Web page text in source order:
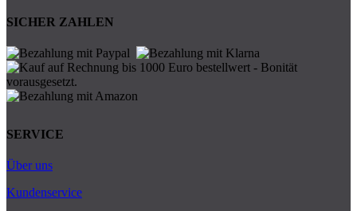
SICHER ZAHLEN
SERVICE
Über uns
Kundenservice